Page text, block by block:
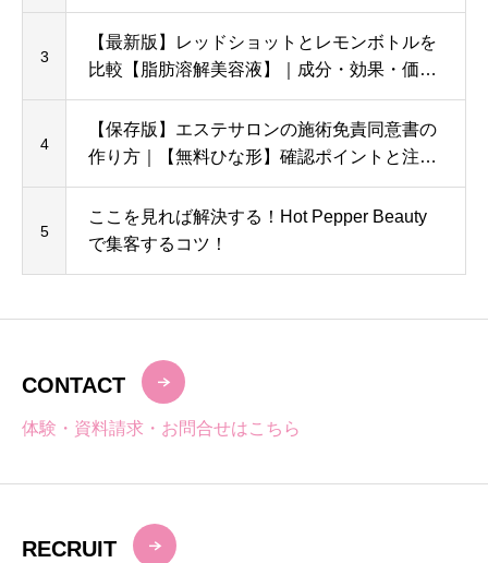
学べる講習プログラム
3
【最新版】レッドショットとレモンボトルを
比較【脂肪溶解美容液】｜成分・効果・価格
の違いを解説
4
【保存版】エステサロンの施術免責同意書の
作り方｜【無料ひな形】確認ポイントと注意
点を解説
5
ここを見れば解決する！Hot Pepper Beauty
で集客するコツ！
CONTACT
体験・資料請求・お問合せはこちら
RECRUIT